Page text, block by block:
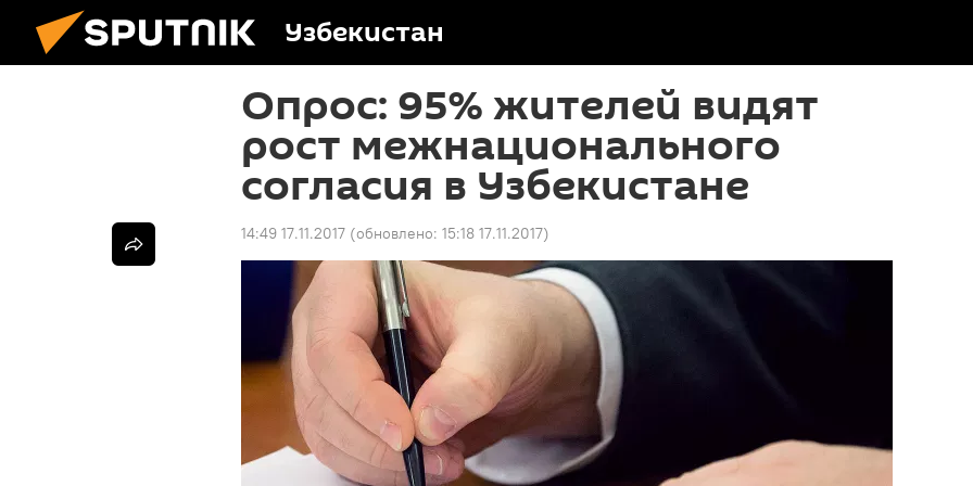
Узбекистан
Опрос: 95% жителей видят
рост межнационального
согласия в Узбекистане
14:49 17.11.2017 (обновлено: 15:18 17.11.2017)